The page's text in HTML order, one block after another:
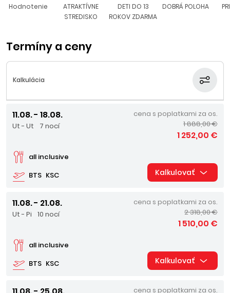
Hodnotenie
ATRAKTÍVNE
STREDISKO
DETI DO 13
ROKOV ZDARMA
DOBRÁ POLOHA
Termíny a ceny
Kalkulácia
11.08. - 18.08.
Ut - Ut 7 nocí
BTS KSC
all inclusive
cena s poplatkami za os.
1 888,00 €
1 252,00 €
Kalkulovať
11.08. - 21.08.
Ut - Pi 10 nocí
BTS KSC
all inclusive
cena s poplatkami za os.
2 318,00 €
1 510,00 €
Kalkulovať
cena s poplatkami za os.